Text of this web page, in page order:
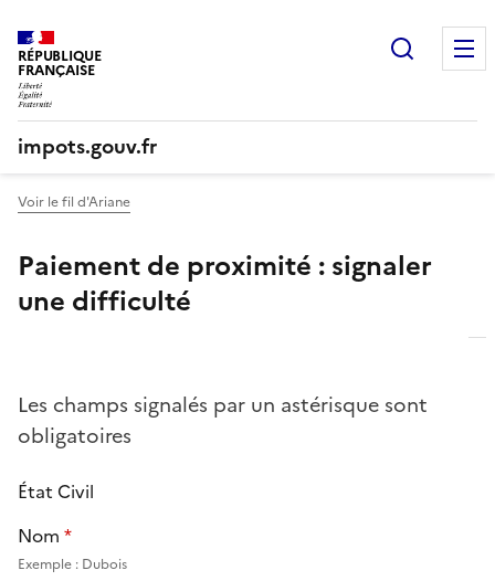
RÉPUBLIQUE
FRANÇAISE
impots.gouv.fr
Voir le fil d'Ariane
Paiement de proximité : signaler
une difficulté
Les champs signalés par un astérisque sont
obligatoires
État Civil
Nom *
Exemple : Dubois